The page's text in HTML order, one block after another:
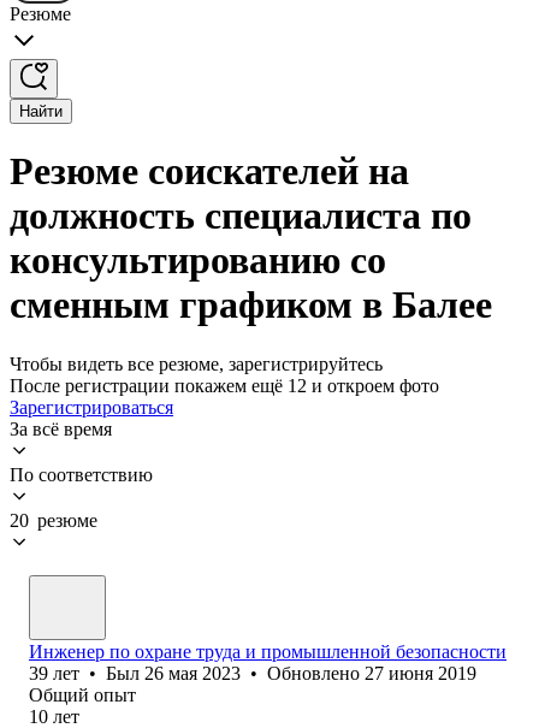
Резюме
Найти
Резюме соискателей на
должность специалиста по
консультированию со
сменным графиком в Балее
Чтобы видеть все резюме, зарегистрируйтесь
После регистрации покажем ещё 12 и откроем фото
Зарегистрироваться
За всё время
По соответствию
20 резюме
Инженер по охране труда и промышленной безопасности
39 лет • Был 26 мая 2023 • Обновлено 27 июня 2019
Общий опыт
10 лет